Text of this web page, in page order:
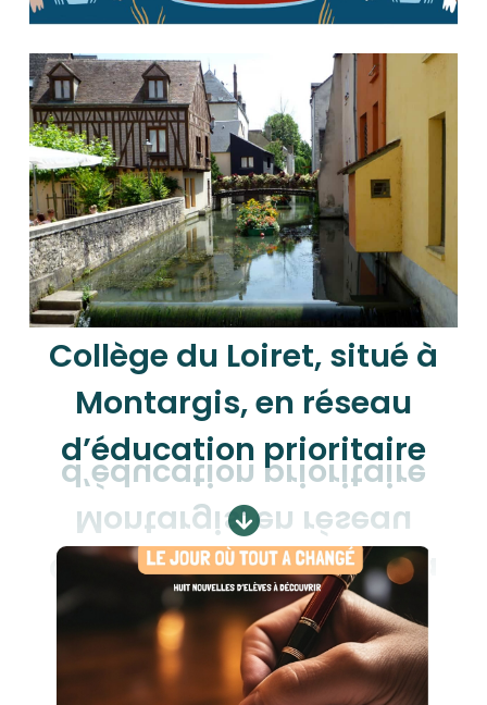
Collège du Loiret, situé à
Montargis, en réseau
d’éducation prioritaire